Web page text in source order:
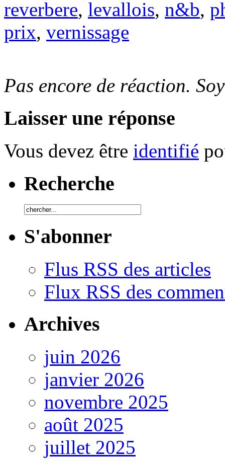
reverbere, levallois, n&b,
prix, vernissage
Pas encore de réaction.
Laisser une réponse
Vous devez être identifié
Recherche
S'abonner
Flus RSS des articles
Flux RSS des
Archives
juin 2026
janvier 2026
novembre 2025
août 2025
juillet 2025